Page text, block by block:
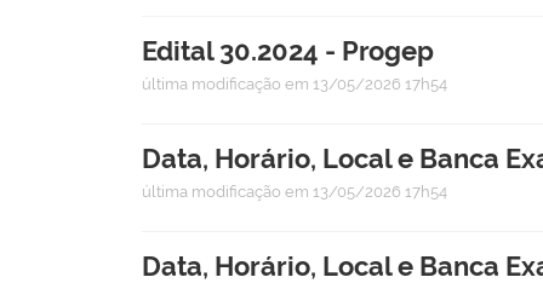
Edital 30.2024 - Progep
última modificação em 13/05/2026 17h54
Data, Horário, Local e Banca
última modificação em 13/05/2026 17h54
Data, Horário, Local e Banca